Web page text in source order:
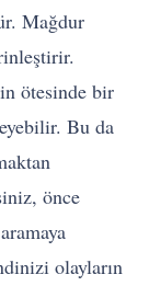
Mağdur
ötesinde bir
Bu da
önce
olayların